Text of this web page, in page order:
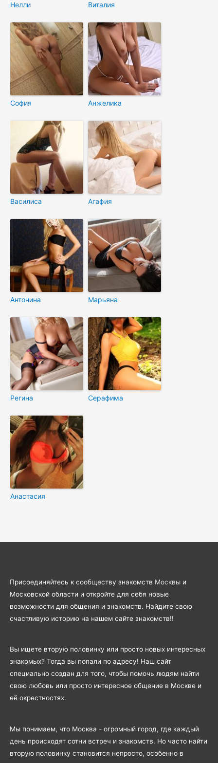
Нелли Виталия
София Анжелика
Василиса Агафия
Антонина Марьяна
Регина Серафима
Анастасия
Присоединяйтесь к сообществу знакомств Москвы и
Московской области и откройте для себя новые
возможности для общения и знакомств. Найдите свою
счастливую историю на нашем сайте знакомств!!
Вы ищете вторую половинку или просто новых интересных
знакомых? Тогда вы попали по адресу! Наш сайт
специально создан для того, чтобы помочь людям найти
свою любовь или просто интересное общение в Москве и
её окрестностях.
Мы понимаем, что Москва - огромный город, где каждый
день происходят сотни встреч и знакомств. Но часто найти
вторую половинку становится непросто, особенно в